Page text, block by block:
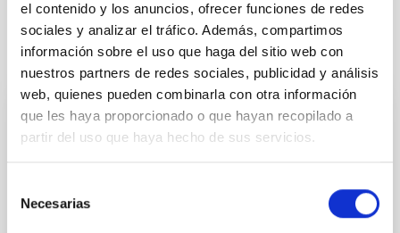
el contenido y los anuncios, ofrecer funciones de redes
sociales y analizar el tráfico. Además, compartimos
información sobre el uso que haga del sitio web con
nuestros partners de redes sociales, publicidad y análisis
web, quienes pueden combinarla con otra información
que les haya proporcionado o que hayan recopilado a
partir del uso que haya hecho de sus servicios.
Necesarias
Te puede interesar
CON ÁRBITRO
The inner slope of the three-dimensional stellar